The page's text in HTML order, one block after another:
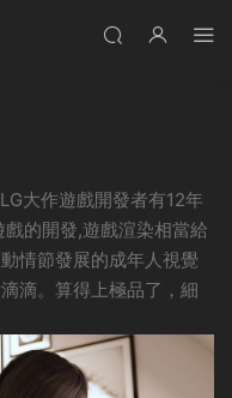
大作遊戲開發者有12年
的開發,遊戲渲染相當給
情節發展的成年人視覺
滴。算得上極品了，細